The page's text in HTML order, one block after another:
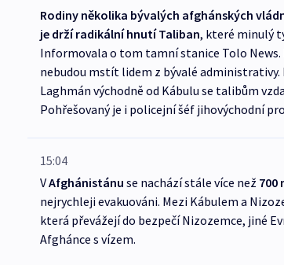
Rodiny několika bývalých afghánských
je drží radikální hnutí Taliban, které minulý
Informovala o tom tamní stanice Tolo
nebudou mstít lidem z bývalé
Laghmán východně od Kábulu se talibům
Pohřešovaný je i policejní šéf jihovýchodní
15:04
VAfghánistánu se nachází stále více než 700
nejrychleji evakuováni. Mezi Kábulem a
která převážejí do bezpečí Nizozemce, jiné
Afghánce s vízem.